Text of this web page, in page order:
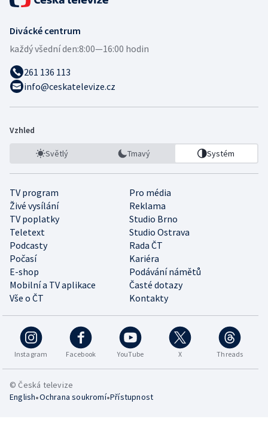
Divácké centrum
každý všední den:8:00—16:00 hodin
261 136 113
info@ceskatelevize.cz
Vzhled
Světlý Tmavý Systém
TV program
Pro média
Živé vysílání
Reklama
TV poplatky
Studio Brno
Teletext
Studio Ostrava
Podcasty
Rada ČT
Počasí
Kariéra
E-shop
Podávání námětů
Mobilní a TV aplikace
Časté dotazy
Vše o ČT
Kontakty
Instagram Facebook YouTube X Threads
© Česká televize
English•Ochrana soukromí•Přístupnost